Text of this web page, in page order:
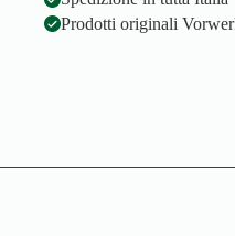
Prodotti originali